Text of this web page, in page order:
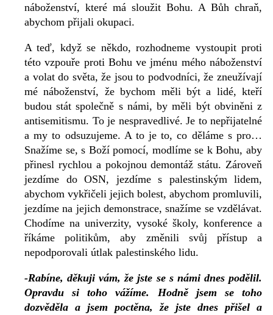
náboženství, které má sloužit Bohu. A Bůh chraň,
abychom přijali okupaci.
A teď, když se někdo, rozhodneme vystoupit proti
této vzpouře proti Bohu ve jménu mého náboženství
a volat do světa, že jsou to podvodníci, že zneužívají
mé náboženství, že bychom měli být a lidé, kteří
budou stát společně s námi, by měli být obviněni z
antisemitismu. To je nespravedlivé. Je to nepřijatelné
a my to odsuzujeme. A to je to, co děláme s pro…
Snažíme se, s Boží pomocí, modlíme se k Bohu, aby
přinesl rychlou a pokojnou demontáž státu. Zároveň
jezdíme do OSN, jezdíme s palestinským lidem,
abychom vykřičeli jejich bolest, abychom promluvili,
jezdíme na jejich demonstrace, snažíme se vzdělávat.
Chodíme na univerzity, vysoké školy, konference a
říkáme politikům, aby změnili svůj přístup a
nepodporovali útlak palestinského lidu.
-Rabíne, děkuji vám, že jste se s námi dnes podělil.
Opravdu si toho vážíme. Hodně jsem se toho
dozvěděla a jsem poctěna, že jste dnes přišel a